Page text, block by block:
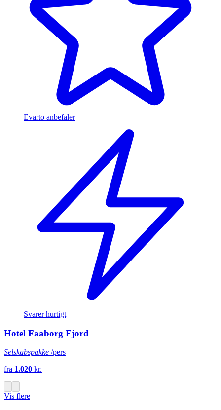
Evarto anbefaler
Svarer hurtigt
Hotel Faaborg Fjord
Selskabspakke /pers
fra 1.020 kr.
Vis flere